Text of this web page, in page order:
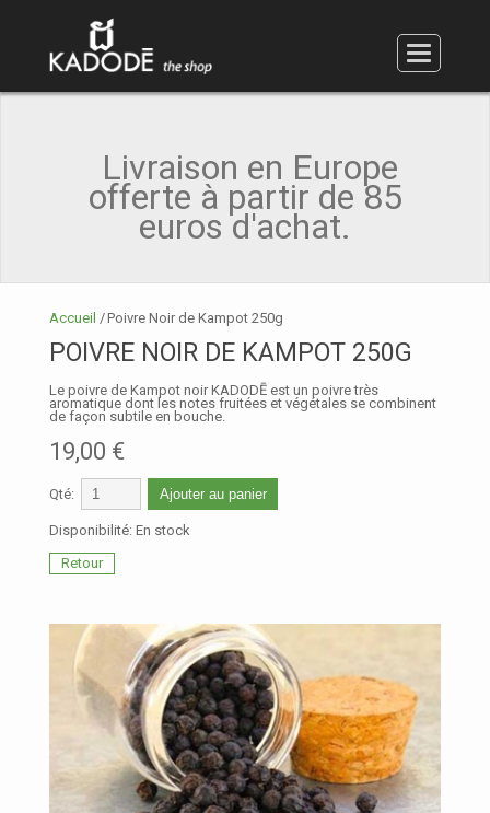
Accessoires et coffrets
Poivre rouge
Poivre Long
Sucre Sel
Livraison en Europe
offerte à partir de 85
euros d'achat.
Accueil /Poivre Noir de Kampot 250g
POIVRE NOIR DE KAMPOT 250G
Le poivre de Kampot noir KADODĒ est un poivre très
aromatique dont les notes fruitées et végétales se combinent
de façon subtile en bouche.
19,00 €
Qté: Ajouter au panier
Disponibilité: En stock
Retour